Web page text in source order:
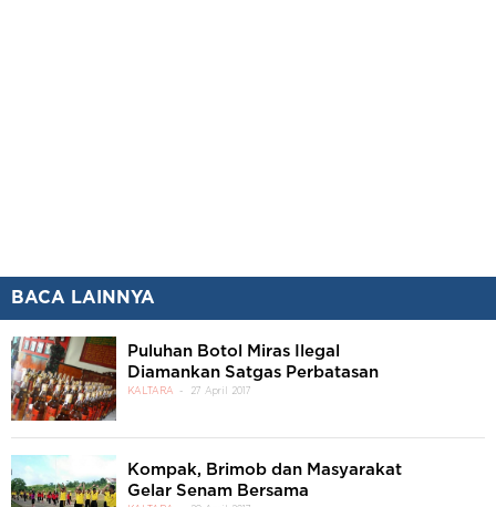
BACA LAINNYA
Puluhan Botol Miras Ilegal
Diamankan Satgas Perbatasan
KALTARA 27 April 2017
Kompak, Brimob dan Masyarakat
Gelar Senam Bersama